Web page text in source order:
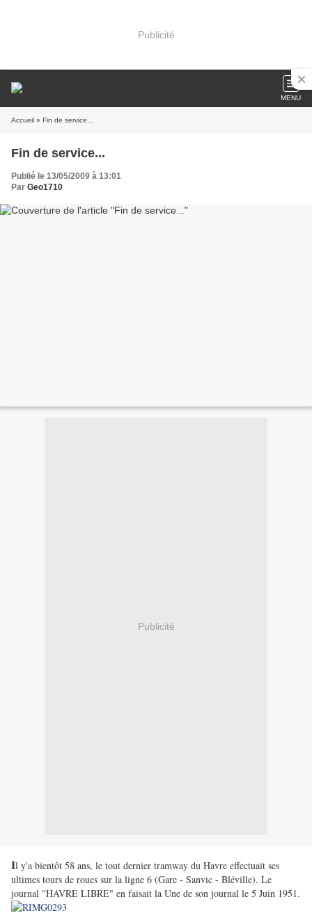
Publicité
MENU
Accueil » Fin de service...
Fin de service...
Publié le 13/05/2009 à 13:01
Par Geo1710
Publicité
Il y'a bientôt 58 ans, le tout dernier tramway du Havre effectuait ses
ultimes tours de roues sur la ligne 6 (Gare - Sanvic - Bléville). Le
journal "HAVRE LIBRE" en faisait la Une de son journal le 5 Juin 1951.